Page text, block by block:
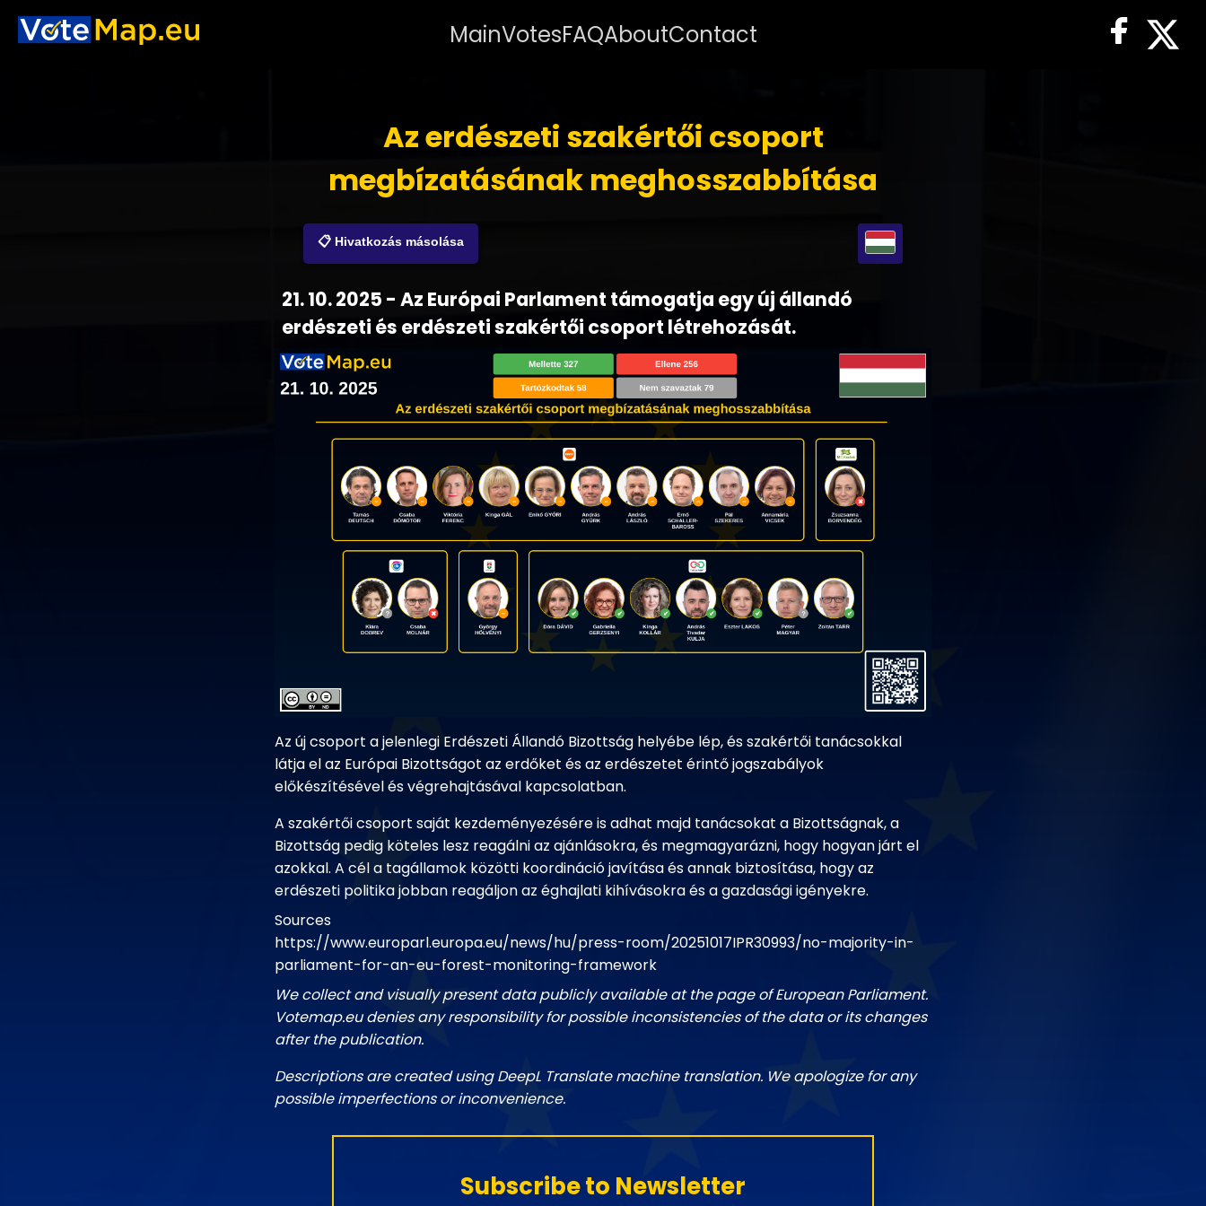
MainVotesFAQAboutContact
Az erdészeti szakértői csoport
megbízatásának meghosszabbítása
📋 Hivatkozás másolása
21. 10. 2025 - Az Európai Parlament támogatja egy új állandó
erdészeti és erdészeti szakértői csoport létrehozását.
Az új csoport a jelenlegi Erdészeti Állandó Bizottság helyébe lép, és szakértői tanácsokkal
látja el az Európai Bizottságot az erdőket és az erdészetet érintő jogszabályok
előkészítésével és végrehajtásával kapcsolatban.
A szakértői csoport saját kezdeményezésére is adhat majd tanácsokat a Bizottságnak, a
Bizottság pedig köteles lesz reagálni az ajánlásokra, és megmagyarázni, hogy hogyan járt el
azokkal. A cél a tagállamok közötti koordináció javítása és annak biztosítása, hogy az
erdészeti politika jobban reagáljon az éghajlati kihívásokra és a gazdasági igényekre.
Sources
https://www.europarl.europa.eu/news/hu/press-room/20251017IPR30993/no-majority-in-
parliament-for-an-eu-forest-monitoring-framework
We collect and visually present data publicly available at the page of European Parliament.
Votemap.eu denies any responsibility for possible inconsistencies of the data or its changes
after the publication.
Descriptions are created using DeepL Translate machine translation. We apologize for any
possible imperfections or inconvenience.
Subscribe to Newsletter